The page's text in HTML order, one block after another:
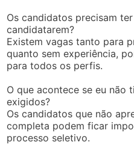
Os candidatos precisam
candidatarem?
Existem vagas tanto para
quanto sem experiência,
para todos os perfis.
O que acontece se eu não
exigidos?
Os candidatos que não
completa podem ficar
processo seletivo.